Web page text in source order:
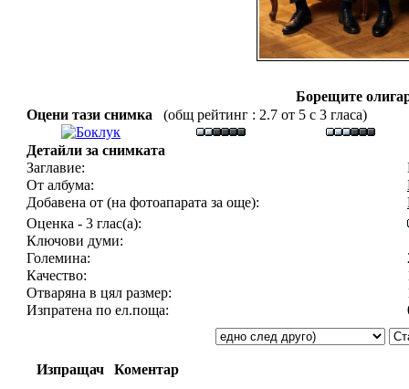
Борещите
Оцени тази снимка
(общ рейтинг : 2.7 от 5 с 3 гласа)
Детайли за снимката
Заглавие:
От албума:
Добавена от (на фотоапарата за още):
Оценка - 3 глас(а):
Ключови думи:
Големина:
Качество:
Отваряна в цял размер:
Изпратена по ел.поща:
Изпращач Коментар